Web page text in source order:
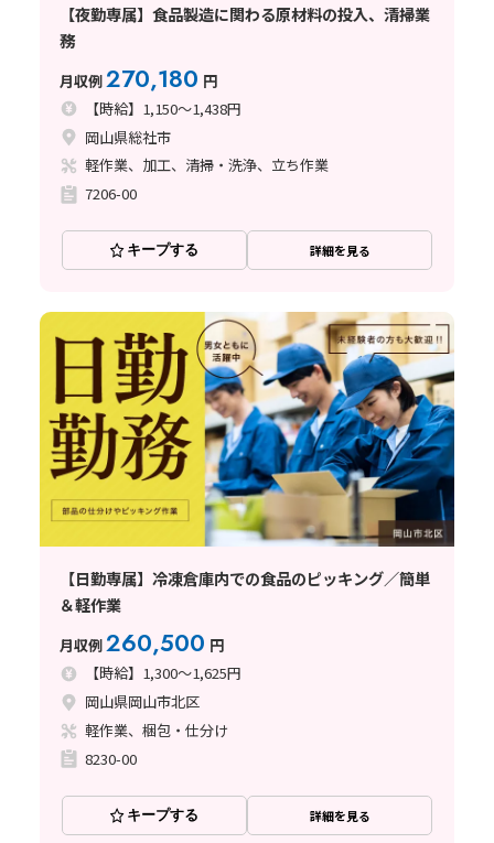
【夜勤専属】食品製造に関わる原材料の投入、清掃業
務
月収例270,180 円
【時給】1,150～1,438円
岡山県総社市
軽作業、加工、清掃・洗浄、立ち作業
7206-00
キープする 詳細を見る
【日勤専属】冷凍倉庫内での食品のピッキング／簡単
＆軽作業
月収例260,500 円
【時給】1,300～1,625円
岡山県岡山市北区
軽作業、梱包・仕分け
8230-00
キープする 詳細を見る